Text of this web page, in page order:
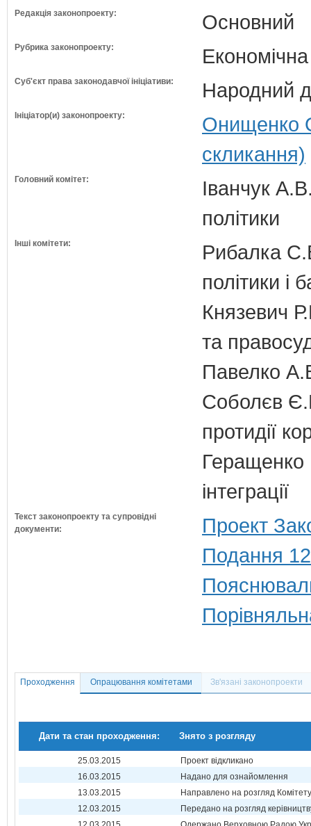
Редакція законопроекту: Основний
Рубрика законопроекту:
Суб'єкт права законодавчої ініціативи: Народний
Ініціатор(и) законопроекту:
Онищенко
скликання)
Головний комітет:
Іванчук
політики
Інші комітети:
Рибалка
політики і
Князевич
та
Павелко
Соболєв
протидії
Геращенко
інтеграції
Текст законопроекту та супровідні
документи:
Проект
Подання
Проходження Опрацювання комітетами Зв'язані законопроекти
Дати та стан проходження: Знято з розгляду
25.03.2015
Проект відкликано
16.03.2015
Надано для ознайомлення
13.03.2015
Направлено на розгляд Комітету
12.03.2015
Передано на розгляд